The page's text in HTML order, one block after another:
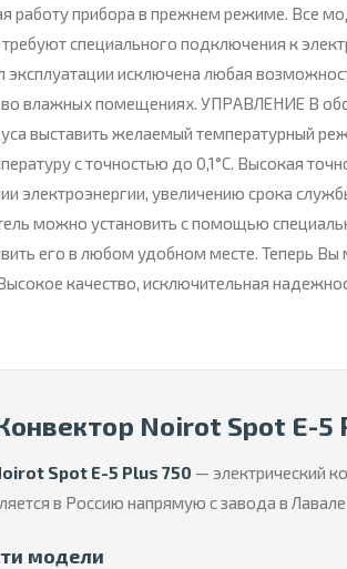
работу прибора в прежнем режиме. Все
специального подключения к
эксплуатации исключена любая
влажных помещениях. УПРАВЛЕНИЕ В
выставить желаемый температурный
с точностью до 0,1°С. Высокая
электроэнергии, увеличению срока
можно установить с помощью
его в любом удобном месте. Теперь Вы
качество, исключительная
Noirot Spot E-5
Spot E-5 Plus 750 — электрический
в Россию напрямую с завода в
модели